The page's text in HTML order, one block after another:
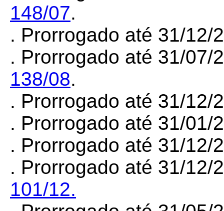
148/07.
. Prorrogado até 31/
. Prorrogado até 31/07/
138/08.
. Prorrogado até 31/
. Prorrogado até 31/
. Prorrogado até 31/12/
. Prorrogado até 31/12/
101/12.